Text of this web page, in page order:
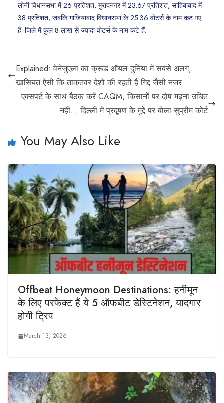
लोनी विधानसभा में 26 प्रतिशत, मुरादनगर में 23.67 प्रतिशत, साहिबाबाद में
38 प्रतिशत, जबकि गाजियाबाद विधानसभा के 25.36 वोटर्स के नाम कट गए
हैं. जिले में कुल 8 लाख से ज्यादा वोटर्स के नाम कटे हैं.
Explained: वेनेजुएला का क्रूड ऑयल दुनिया में सबसे अलग,
खासियत ऐसी कि ताकतवर देशों की रहती है गिद्द जैसी नजर
एक्सपर्ट के साथ बैठक करें CAQM, किसानों पर दोष मढ़ना उचित
नहीं… दिल्ली में प्रदूषण के मुद्दे पर बोला सुप्रीम कोर्ट
You May Also Like
Offbeat Honeymoon Destinations: हनीमून
के लिए परफेक्ट हैं ये 5 ऑफबीट डेस्टिनेशन, यादगार
होगी ट्रिप
March 13, 2026